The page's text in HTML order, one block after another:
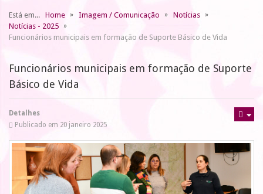
Está em... Home Imagem / Comunicação
Notícias
Notícias - 2025
Funcionários municipais em formação de Suporte Básico de Vida
Funcionários municipais em formação de Suporte
Básico de Vida
Detalhes
Publicado em 20 janeiro 2025